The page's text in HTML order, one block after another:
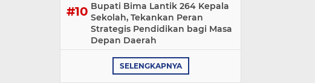
Bupati Bima Lantik 264 Kepala
Sekolah, Tekankan Peran
Strategis Pendidikan bagi Masa
Depan Daerah
SELENGKAPNYA